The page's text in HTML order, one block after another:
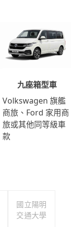
九座箱型車
Volkswagen 旗艦
商旅、Ford 家用商
旅或其他同等級車
款
國立陽明
交通大學